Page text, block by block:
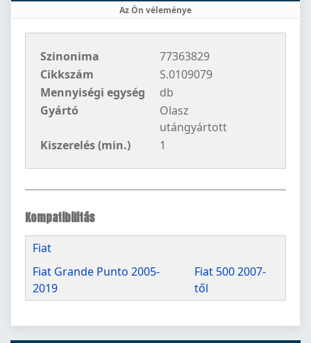
Az Ön véleménye
Szinonima
77363829
Cikkszám
S.0109079
Mennyiségi egység
db
Gyártó
Olasz
utángyártott
Kiszerelés (min.)
1
Kompatibilitás
Fiat
Fiat Grande Punto 2005-
2019
Fiat 500 2007-
től